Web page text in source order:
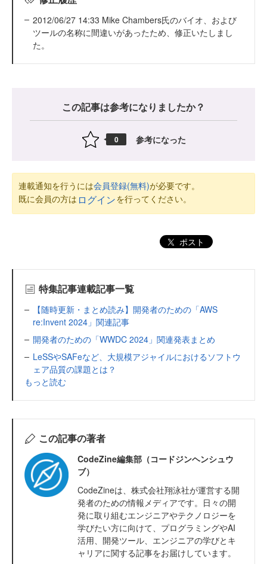
2012/06/27 14:33 Mike Chambers氏のバイオ、および
ツールの名称に間違いがあったため、修正いたしまし
た。
この記事は参考になりましたか？
0 参考になった
連載通知を行うには会員登録(無料)が必要です。
既に会員の方は ログインを行ってください。
ポスト
特集記事連載記事一覧
【随時更新・まとめ読み】開発者のための「AWS
re:Invent 2024」関連記事
開発者のための「WWDC 2024」関連発表まとめ
LeSSやSAFeなど、大規模アジャイルにおけるソフトウ
ェア品質の課題とは？
もっと読む
この記事の著者
CodeZine編集部（コードジンヘンシュウ
ブ）
CodeZineは、株式会社翔泳社が運営する開
発者のための情報メディアです。日々の開
発に取り組むエンジニアやテクノロジーを
学びたい方に向けて、プログラミングやAI
活用、開発ツール、エンジニアの学びとキ
ャリアに関する記事をお届けしています。